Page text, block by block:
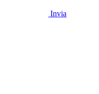
Invia